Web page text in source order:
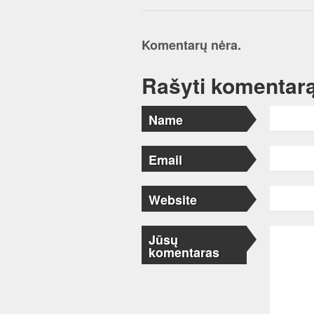
Komentarų nėra.
Rašyti
Name
Email
Website
Jūsų
komentaras